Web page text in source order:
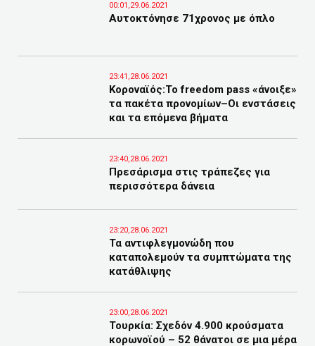
00:01,29.06.2021
Αυτοκτόνησε 71χρονος με όπλο
23:41,28.06.2021
Κοροναϊός:Το freedom pass «άνοιξε»
τα πακέτα προνομίων–Οι ενστάσεις
και τα επόμενα βήματα
23:40,28.06.2021
Πρεσάρισμα στις τράπεζες για
περισσότερα δάνεια
23:20,28.06.2021
Τα αντιφλεγμονώδη που
καταπολεμούν τα συμπτώματα της
κατάθλιψης
23:00,28.06.2021
Τουρκία: Σχεδόν 4.900 κρούσματα
κορωνοϊού – 52 θάνατοι σε μια μέρα